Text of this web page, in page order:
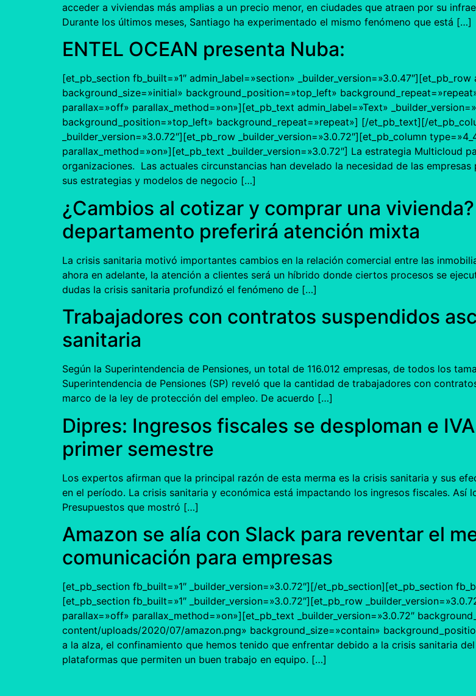
acceder a viviendas más amplias a un precio menor, en ciudades que atraen por su
Durante los últimos meses, Santiago ha experimentado el mismo fenómeno que está […]
ENTEL OCEAN presenta Nuba:
[et_pb_section fb_built=»1″ admin_label=»section»
background_size=»initial» background_position=»top_left»
parallax=»off» parallax_method=»on»][et_pb_text admin_label=»Text»
background_position=»top_left» background_repeat=»repeat»] [/et_pb_text][/
_builder_version=»3.0.72″][et_pb_row _builder_version=»3.0.72″][et_pb_column
parallax_method=»on»][et_pb_text _builder_version=»3.0.72″] La estrategia Multicloud
organizaciones. Las actuales circunstancias han develado la necesidad de las
sus estrategias y modelos de negocio […]
¿Cambios al cotizar y comprar una
departamento preferirá atención mixta
La crisis sanitaria motivó importantes cambios en la relación comercial entre las
ahora en adelante, la atención a clientes será un híbrido donde ciertos procesos se
dudas la crisis sanitaria profundizó el fenómeno de […]
Trabajadores con contratos suspendidos
sanitaria
Según la Superintendencia de Pensiones, un total de 116.012 empresas, de todos los
Superintendencia de Pensiones (SP) reveló que la cantidad de trabajadores con
marco de la ley de protección del empleo. De acuerdo […]
Dipres: Ingresos fiscales se desploman e
primer semestre
Los expertos afirman que la principal razón de esta merma es la crisis sanitaria y sus
en el período. La crisis sanitaria y económica está impactando los ingresos fiscales.
Presupuestos que mostró […]
Amazon se alía con Slack para reventar el
comunicación para empresas
[et_pb_section fb_built=»1″ _builder_version=»3.0.72″][/et_pb_section][et_pb_section
[et_pb_section fb_built=»1″ _builder_version=»3.0.72″][et_pb_row
parallax=»off» parallax_method=»on»][et_pb_text _builder_version=»3.0.72″
content/uploads/2020/07/amazon.png» background_size=»contain»
a la alza, el confinamiento que hemos tenido que enfrentar debido a la crisis sanitaria
plataformas que permiten un buen trabajo en equipo. […]